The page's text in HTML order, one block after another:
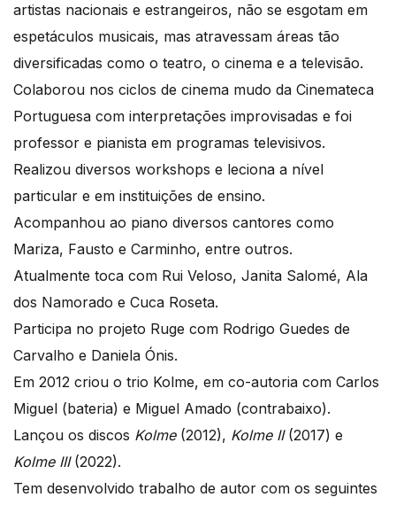
artistas nacionais e estrangeiros, não se esgotam em
espetáculos musicais, mas atravessam áreas tão
diversificadas como o teatro, o cinema e a televisão.
Colaborou nos ciclos de cinema mudo da Cinemateca
Portuguesa com interpretações improvisadas e foi
professor e pianista em programas televisivos.
Realizou diversos workshops e leciona a nível
particular e em instituições de ensino.
Acompanhou ao piano diversos cantores como
Mariza, Fausto e Carminho, entre outros.
Atualmente toca com Rui Veloso, Janita Salomé, Ala
dos Namorado e Cuca Roseta.
Participa no projeto Ruge com Rodrigo Guedes de
Carvalho e Daniela Ónis.
Em 2012 criou o trio Kolme, em co-autoria com Carlos
Miguel (bateria) e Miguel Amado (contrabaixo).
Lançou os discos Kolme(2012), Kolme II(2017) e
Kolme III(2022).
Tem desenvolvido trabalho de autor com os seguintes